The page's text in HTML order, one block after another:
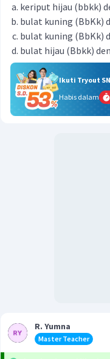
keriput hijau (bbkk)
bulat kuning (BbKk)
bulat kuning (BbKk)
bulat hijau (Bbkk)
Ikuti Tryout
Habis dalam
R. Yumna
Master Teacher